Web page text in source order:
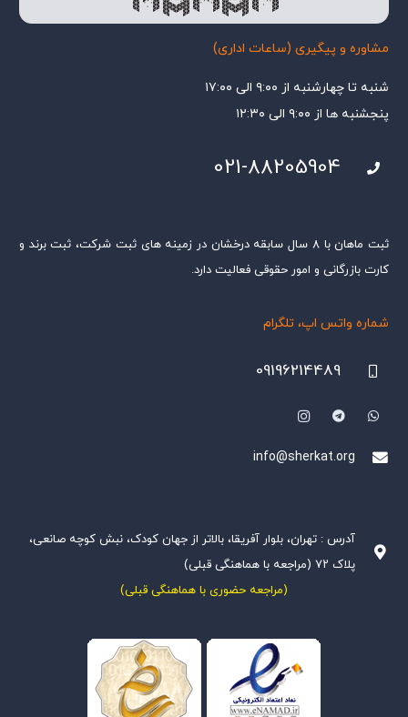
مشاوره و پیگیری (ساعات اداری)
شنبه تا چهارشنبه از ۹:۰۰ الی ۱۷:۰۰
پنجشنبه ها از ۹:۰۰ الی ۱۲:۳۰
021-88205904
ثبت ماهان با ۸ سال سابقه درخشان در زمینه های ثبت شرکت، ثبت برند و
کارت بازرگانی و امور حقوقی فعالیت دارد.
شماره واتس اپ، تلگرام
09196214489
info@sherkat.org
آدرس : تهران، بلوار آفریقا، بالاتر از جهان کودک، نبش کوچه صانعی،
پلاک ۷۲ (مراجعه با هماهنگی قبلی)
(مراجعه حضوری با هماهنگی قبلی)